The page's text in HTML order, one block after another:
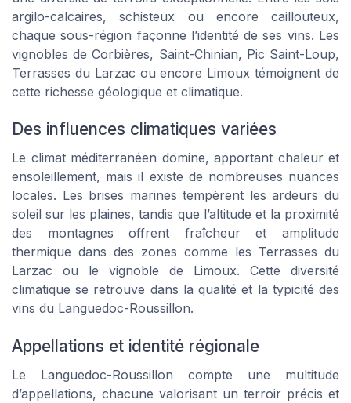
argilo-calcaires, schisteux ou encore caillouteux,
chaque sous-région façonne l’identité de ses vins. Les
vignobles de Corbières, Saint-Chinian, Pic Saint-Loup,
Terrasses du Larzac ou encore Limoux témoignent de
cette richesse géologique et climatique.
Des influences climatiques variées
Le climat méditerranéen domine, apportant chaleur et
ensoleillement, mais il existe de nombreuses nuances
locales. Les brises marines tempèrent les ardeurs du
soleil sur les plaines, tandis que l’altitude et la proximité
des montagnes offrent fraîcheur et amplitude
thermique dans des zones comme les Terrasses du
Larzac ou le vignoble de Limoux. Cette diversité
climatique se retrouve dans la qualité et la typicité des
vins du Languedoc-Roussillon.
Appellations et identité régionale
Le Languedoc-Roussillon compte une multitude
d’appellations, chacune valorisant un terroir précis et